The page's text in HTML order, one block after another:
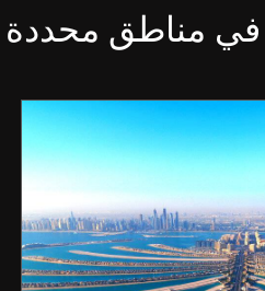
في مناطق محددة